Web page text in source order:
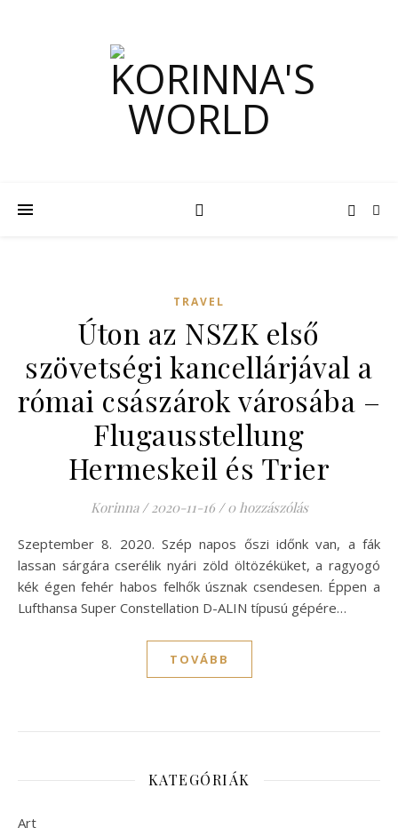
TRAVEL
Úton az NSZK első
szövetségi kancellárjával a
római császárok városába –
Flugausstellung
Hermeskeil és Trier
Korinna / 2020-11-16 / 0 hozzászólás
Szeptember 8. 2020. Szép napos őszi időnk van, a fák
lassan sárgára cserélik nyári zöld öltözéküket, a ragyogó
kék égen fehér habos felhők úsznak csendesen. Éppen a
Lufthansa Super Constellation D-ALIN típusú gépére…
TOVÁBB
KATEGÓRIÁK
Art